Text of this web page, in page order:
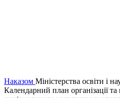
Наказом Міністерства освіти і
Календарний план організації